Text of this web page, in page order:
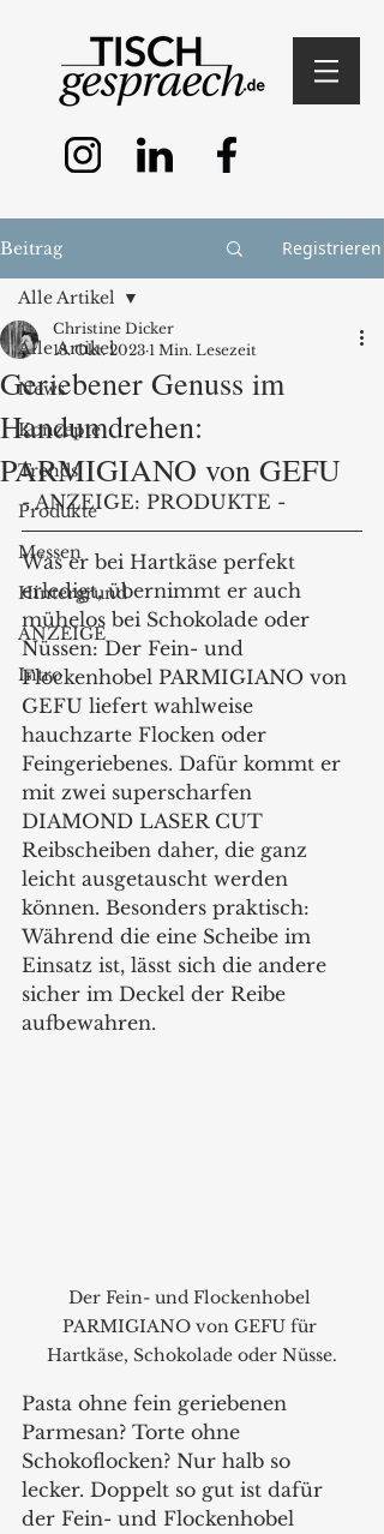
Beitrag Registrieren
Alle Artikel
News
Konzepte
Trends
Produkte
Messen
Hintergrund
ANZEIGE
Intro
Alle Artikel
Geriebener Genuss im
Handumdrehen:
PARMIGIANO von GEFU
Christine Dicker
18. Okt. 2023 1 Min. Lesezeit
- ANZEIGE: PRODUKTE -
Was er bei Hartkäse perfekt
erledigt, übernimmt er auch
mühelos bei Schokolade oder
Nüssen: Der Fein- und
Flockenhobel PARMIGIANO von
GEFU liefert wahlweise
hauchzarte Flocken oder
Feingeriebenes. Dafür kommt er
mit zwei superscharfen
DIAMOND LASER CUT
Reibscheiben daher, die ganz
leicht ausgetauscht werden
können. Besonders praktisch:
Während die eine Scheibe im
Einsatz ist, lässt sich die andere
sicher im Deckel der Reibe
aufbewahren.
Der Fein- und Flockenhobel
PARMIGIANO von GEFU für
Hartkäse, Schokolade oder Nüsse.
Pasta ohne fein geriebenen
Parmesan? Torte ohne
Schokoflocken? Nur halb so
lecker. Doppelt so gut ist dafür
der Fein- und Flockenhobel